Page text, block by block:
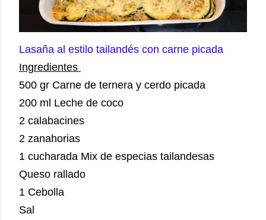
Lasaña al estilo tailandés con carne picada
Ingredientes
500 gr Carne de ternera y cerdo picada
200 ml Leche de coco
2 calabacines
2 zanahorias
1 cucharada Mix de especias tailandesas
Queso rallado
1 Cebolla
Sal